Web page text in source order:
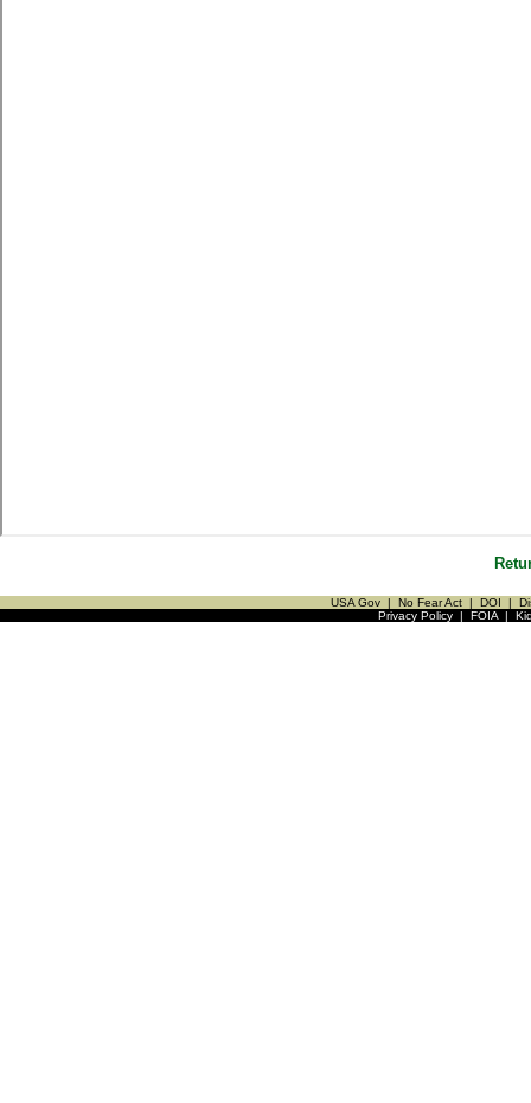
USA Gov | No Fear Act | DOI |
Privacy Policy| FOIA|